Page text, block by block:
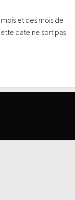
et des mois de
date ne sort pas